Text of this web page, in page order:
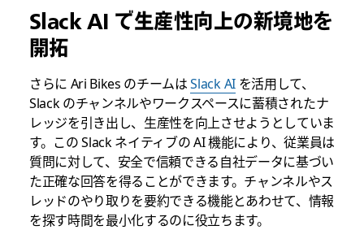
Slack AI で生産性向上の新境地を
開拓
さらに Ari Bikes のチームはSlack AIを活用して、
Slack のチャンネルやワークスペースに蓄積されたナ
レッジを引き出し、生産性を向上させようとしていま
す。この Slack ネイティブの AI 機能により、従業員は
質問に対して、安全で信頼できる自社データに基づい
た正確な回答を得ることができます。チャンネルやス
レッドのやり取りを要約できる機能とあわせて、情報
を探す時間を最小化するのに役立ちます。